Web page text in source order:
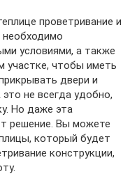
проветривание и
условиями, а также
участке, чтобы иметь
двери и
не всегда удобно,
Но даже эта
решение. Вы можете
который будет
конструкции,